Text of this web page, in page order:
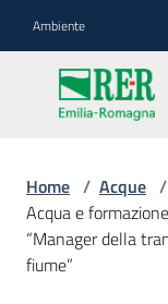
Ambiente
Acque
Pianificazione
Contratti
Home / Acque /
Acqua e
“Manager della
fiume”